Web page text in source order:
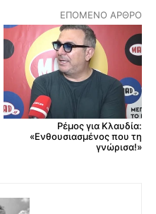
ΕΠΌΜΕΝΟ ΆΡΘΡΟ
Ρέμος για Κλαυδία:
«Ενθουσιασμένος που τη
γνώρισα!»